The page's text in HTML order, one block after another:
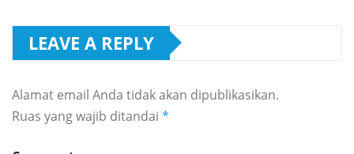
LEAVE A REPLY
Alamat email Anda tidak akan dipublikasikan.
Ruas yang wajib ditandai *